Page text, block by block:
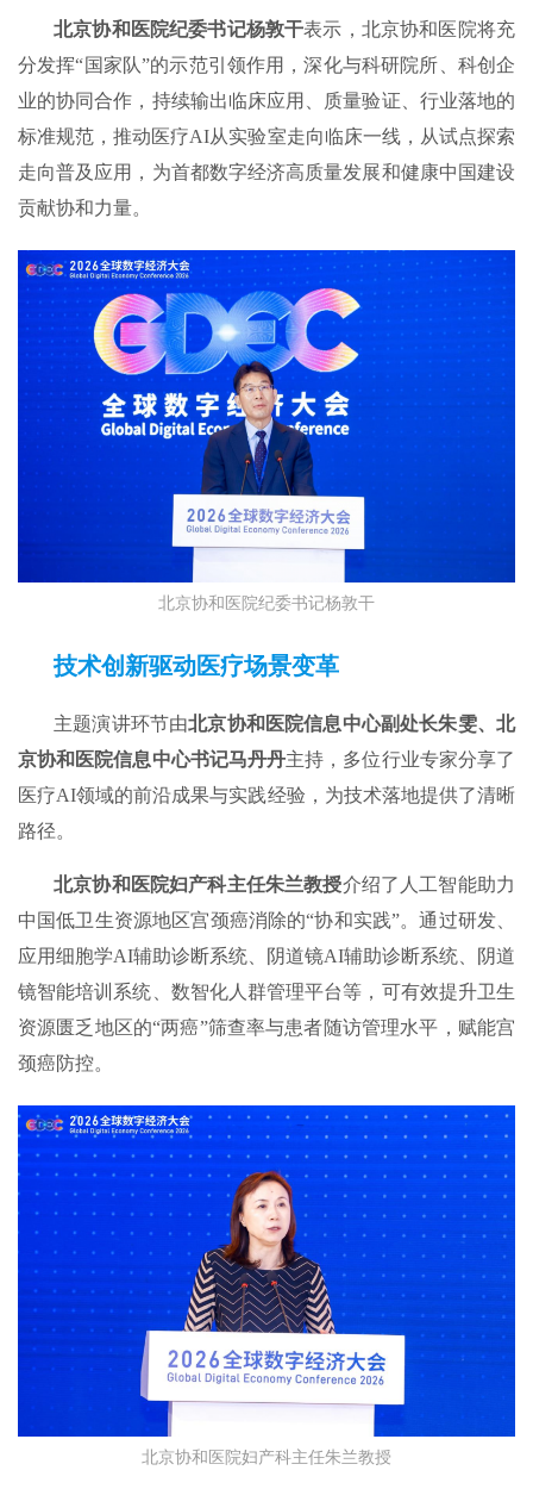
北京协和医院纪委书记杨敦干表示，北京协和医院将充
分发挥“国家队”的示范引领作用，深化与科研院所、科创企
业的协同合作，持续输出临床应用、质量验证、行业落地的
标准规范，推动医疗AI从实验室走向临床一线，从试点探索
走向普及应用，为首都数字经济高质量发展和健康中国建设
贡献协和力量。
北京协和医院纪委书记杨敦干
技术创新驱动医疗场景变革
主题演讲环节由北京协和医院信息中心副处长朱雯、北
京协和医院信息中心书记马丹丹主持，多位行业专家分享了
医疗AI领域的前沿成果与实践经验，为技术落地提供了清晰
路径。
北京协和医院妇产科主任朱兰教授介绍了人工智能助力
中国低卫生资源地区宫颈癌消除的“协和实践”。通过研发、
应用细胞学AI辅助诊断系统、阴道镜AI辅助诊断系统、阴道
镜智能培训系统、数智化人群管理平台等，可有效提升卫生
资源匮乏地区的“两癌”筛查率与患者随访管理水平，赋能宫
颈癌防控。
北京协和医院妇产科主任朱兰教授